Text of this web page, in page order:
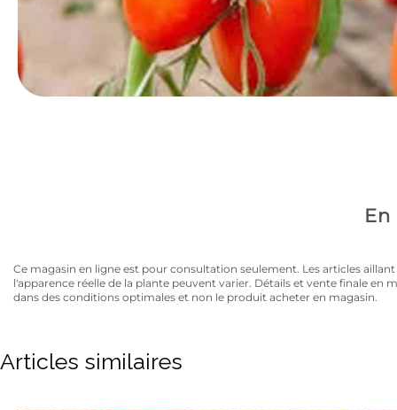
Ce magasin en ligne est pour consultation seulement. Les articles
l'apparence réelle de la plante peuvent varier. Détails et vente finale
dans des conditions optimales et non le produit acheter en magasin.
Articles similaires